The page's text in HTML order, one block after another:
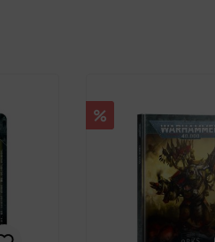
Rabatt
%